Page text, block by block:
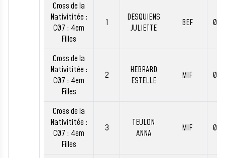
Cross de la
Nativititée :
C07 : 4em
Filles
1
DESQUIENS
JULIETTE
BEF
Cross de la
Nativititée :
C07 : 4em
Filles
2
HEBRARD
ESTELLE
MIF
Cross de la
Nativititée :
C07 : 4em
Filles
3
TEULON
ANNA
MIF